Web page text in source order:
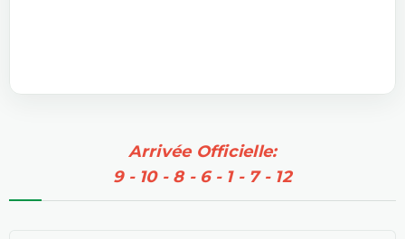
Arrivée Officielle:
9 - 10 - 8 - 6 - 1 - 7 - 12